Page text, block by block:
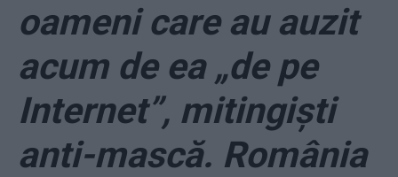
oameni care au auzit
acum de ea „de pe
Internet”, mitingiști
anti-mască. România